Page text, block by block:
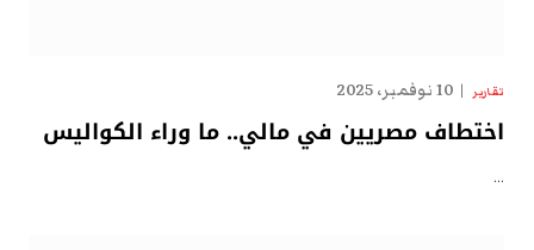
تقارير 10 نوفمبر، 2025
اختطاف مصريين في مالي.. ما وراء الكواليس
…